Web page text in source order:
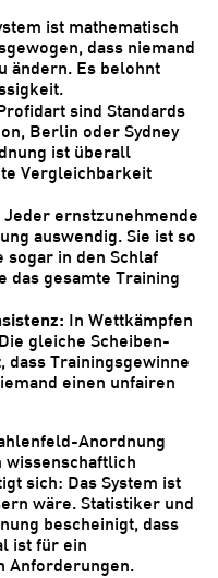
ist mathematisch
dass niemand
ändern. Es belohnt
sind Standards
Berlin oder Sydney
ist überall
Vergleichbarkeit
Jeder ernstzunehmende
auswendig. Sie ist so
sogar in den Schlaf
das gesamte Training
In Wettkämpfen
gleiche Scheiben-
Trainingsgewinne
einen unfairen
Anordnung
wissenschaftlich
sich: Das System ist
wäre. Statistiker und
bescheinigt, dass
ist für ein
Anforderungen.